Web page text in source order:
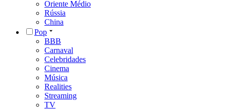
Oriente Médio
Rússia
China
Pop
BBB
Carnaval
Celebridades
Cinema
Música
Realities
Streaming
TV